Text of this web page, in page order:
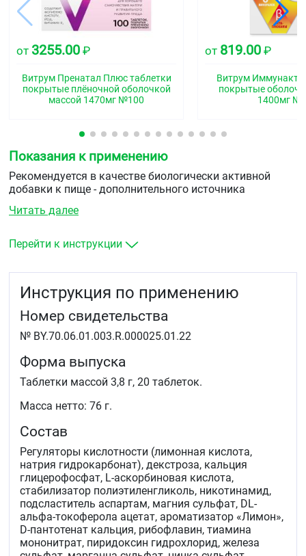
от 3255.00 ₽
Витрум Пренатал Плюс таблетки
покрытые плёночной оболочкой
массой 1470мг №100
от 819.00 ₽
Витрум
покрытые
1400мг
Показания к применению
Рекомендуется в качестве биологически активной
добавки к пище - дополнительного источника
кислоты, биотина, содержит макро- и микроэлементы.
Читать далее
Перейти к инструкции
Инструкция по применению
Номер свидетельства
№ BY.70.06.01.003.R.000025.01.22
Форма выпуска
Таблетки массой 3,8 г, 20 таблеток.
Масса нетто: 76 г.
Состав
Регуляторы кислотности (лимонная кислота,
натрия гидрокарбонат), декстроза, кальция
глицерофосфат, L-аскорбиновая кислота,
стабилизатор полиэтиленгликоль, никотинамид,
подсластитель аспартам, магния сульфат, DL-
альфа-токоферола ацетат, ароматизатор «Лимон»,
D-пантотенат кальция, рибофлавин, тиамина
мононитрат, пиридоксин гидрохлорид, железа